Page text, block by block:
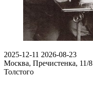
2025-12-11 2026-08-23
Москва, Пречистенка, 11/8
Толстого